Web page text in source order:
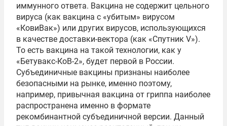
иммунного ответа. Вакцина не содержит цельного
вируса (как вакцина с «убитым» вирусом
«КовиВак») или других вирусов, использующихся
в качестве доставки-вектора (как «Спутник V»).
То есть вакцина на такой технологии, как у
«Бетувакс-КоВ-2», будет первой в России.
Субъединичные вакцины признаны наиболее
безопасными на рынке, именно поэтому,
например, привычная вакцина от гриппа наиболее
распространена именно в формате
рекомбинантной субъединичной версии. Данный